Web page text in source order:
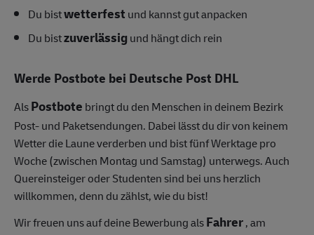
Du bistwetterfest und kannst gut anpacken
Du bistzuverlässigund hängt dich rein
Werde Postbote bei Deutsche Post DHL
AlsPostbote bringt du den Menschen in deinem Bezirk
Post- und Paketsendungen. Dabei lässt du dir von keinem
Wetter die Laune verderben und bist fünf Werktage pro
Woche (zwischen Montag und Samstag) unterwegs.Auch
Quereinsteiger oder Studenten sind bei uns herzlich
willkommen, denn du zählst, wie du bist!
Wir freuen uns auf deine Bewerbung alsFahrer, am